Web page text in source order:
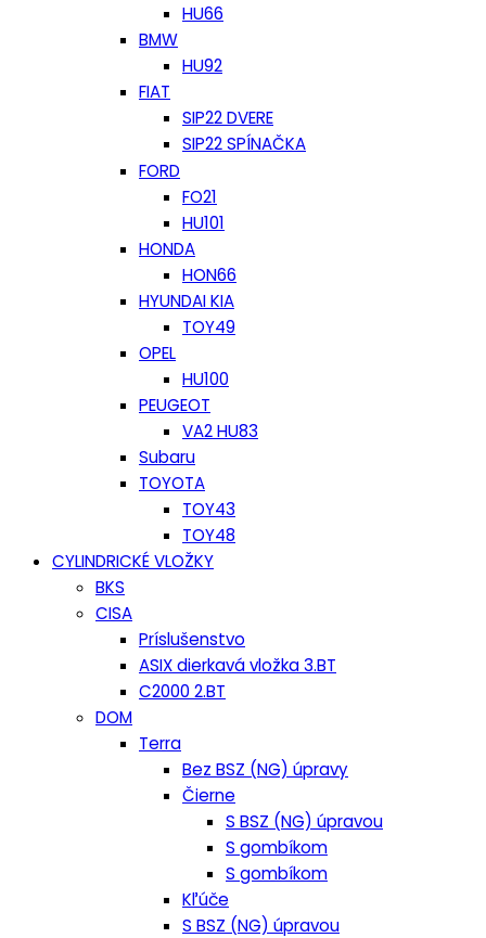
HU66
BMW
HU92
FIAT
SIP22 DVERE
SIP22 SPÍNAČKA
FORD
FO21
HU101
HONDA
HON66
HYUNDAI KIA
TOY49
OPEL
HU100
PEUGEOT
VA2 HU83
Subaru
TOYOTA
TOY43
TOY48
CYLINDRICKÉ VLOŽKY
BKS
CISA
Príslušenstvo
ASIX dierkavá vložka 3.BT
C2000 2.BT
DOM
Terra
Bez BSZ (NG) úpravy
Čierne
S BSZ (NG) úpravou
S gombíkom
S gombíkom
Kľúče
S BSZ (NG) úpravou